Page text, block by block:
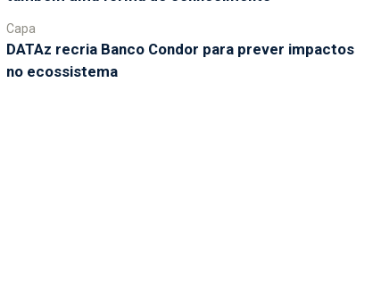
Capa
DATAz recria Banco Condor para prever impactos
no ecossistema